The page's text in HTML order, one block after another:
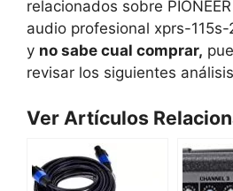
relacionados sobre
audio profesional xprs-
y no sabe cual comprar,
revisar los siguientes
Ver Artículos